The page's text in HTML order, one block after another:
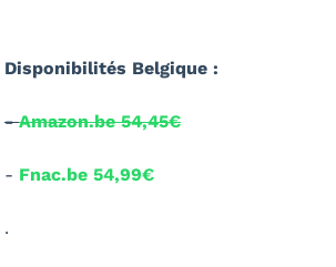
Disponibilités Belgique :
-Amazon.be 54,45€
- Fnac.be 54,99€
.